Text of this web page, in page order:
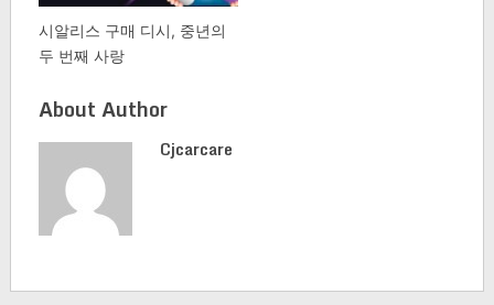
시알리스 구매 디시, 중년의
두 번째 사랑
About Author
Cjcarcare